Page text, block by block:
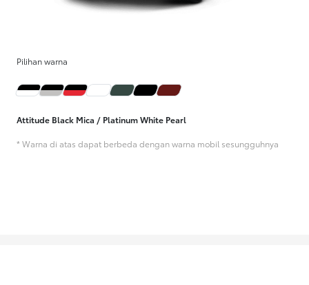
Pilihan warna
Attitude Black Mica / Platinum White Pearl
* Warna di atas dapat berbeda dengan warna mobil sesungguhnya